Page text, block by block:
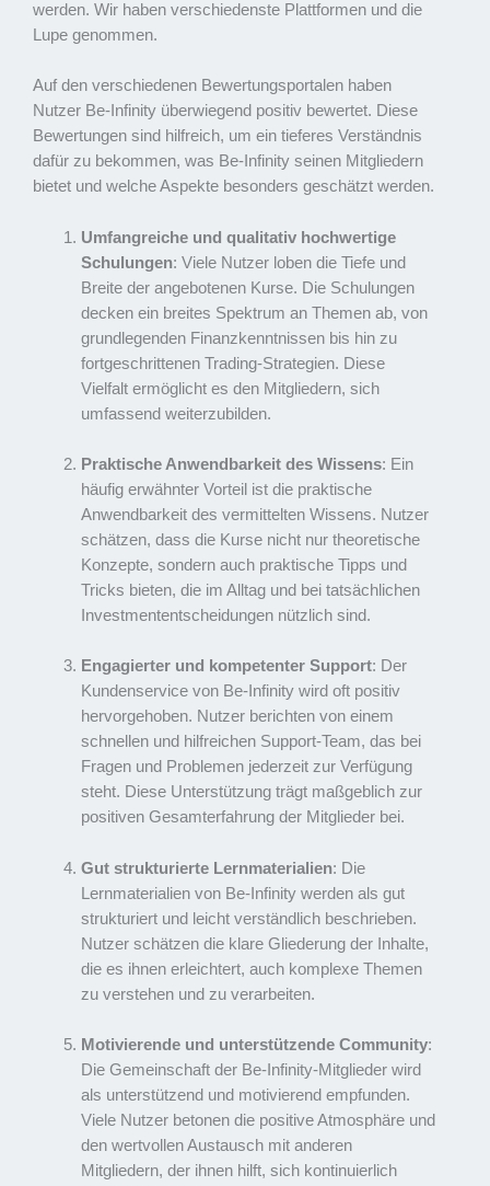
werden. Wir haben verschiedenste Plattformen und die
Lupe genommen.
Auf den verschiedenen Bewertungsportalen haben
Nutzer Be-Infinity überwiegend positiv bewertet. Diese
Bewertungen sind hilfreich, um ein tieferes Verständnis
dafür zu bekommen, was Be-Infinity seinen Mitgliedern
bietet und welche Aspekte besonders geschätzt werden.
Umfangreiche und qualitativ hochwertige
Schulungen: Viele Nutzer loben die Tiefe und
Breite der angebotenen Kurse. Die Schulungen
decken ein breites Spektrum an Themen ab, von
grundlegenden Finanzkenntnissen bis hin zu
fortgeschrittenen Trading-Strategien. Diese
Vielfalt ermöglicht es den Mitgliedern, sich
umfassend weiterzubilden.
Praktische Anwendbarkeit des Wissens: Ein
häufig erwähnter Vorteil ist die praktische
Anwendbarkeit des vermittelten Wissens. Nutzer
schätzen, dass die Kurse nicht nur theoretische
Konzepte, sondern auch praktische Tipps und
Tricks bieten, die im Alltag und bei tatsächlichen
Investmententscheidungen nützlich sind.
Engagierter und kompetenter Support: Der
Kundenservice von Be-Infinity wird oft positiv
hervorgehoben. Nutzer berichten von einem
schnellen und hilfreichen Support-Team, das bei
Fragen und Problemen jederzeit zur Verfügung
steht. Diese Unterstützung trägt maßgeblich zur
positiven Gesamterfahrung der Mitglieder bei.
Gut strukturierte Lernmaterialien: Die
Lernmaterialien von Be-Infinity werden als gut
strukturiert und leicht verständlich beschrieben.
Nutzer schätzen die klare Gliederung der Inhalte,
die es ihnen erleichtert, auch komplexe Themen
zu verstehen und zu verarbeiten.
Motivierende und unterstützende Community:
Die Gemeinschaft der Be-Infinity-Mitglieder wird
als unterstützend und motivierend empfunden.
Viele Nutzer betonen die positive Atmosphäre und
den wertvollen Austausch mit anderen
Mitgliedern, der ihnen hilft, sich kontinuierlich